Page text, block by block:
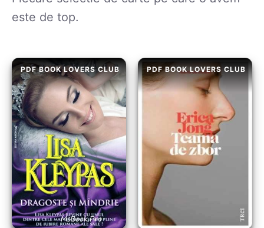
este de top.
PDF BOOK LOVERS CLUB PDF BOOK LOVERS CLUB